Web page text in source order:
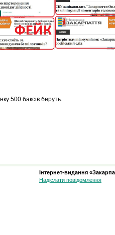
500 баксів беруть.
Інтернет-видання
Надіслати повідомлення